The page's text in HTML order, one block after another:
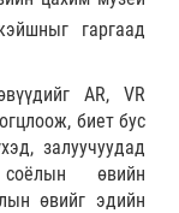
гаргаад
AR, VR
биет бус
залуучуудад
өвийн
өвийг эдийн